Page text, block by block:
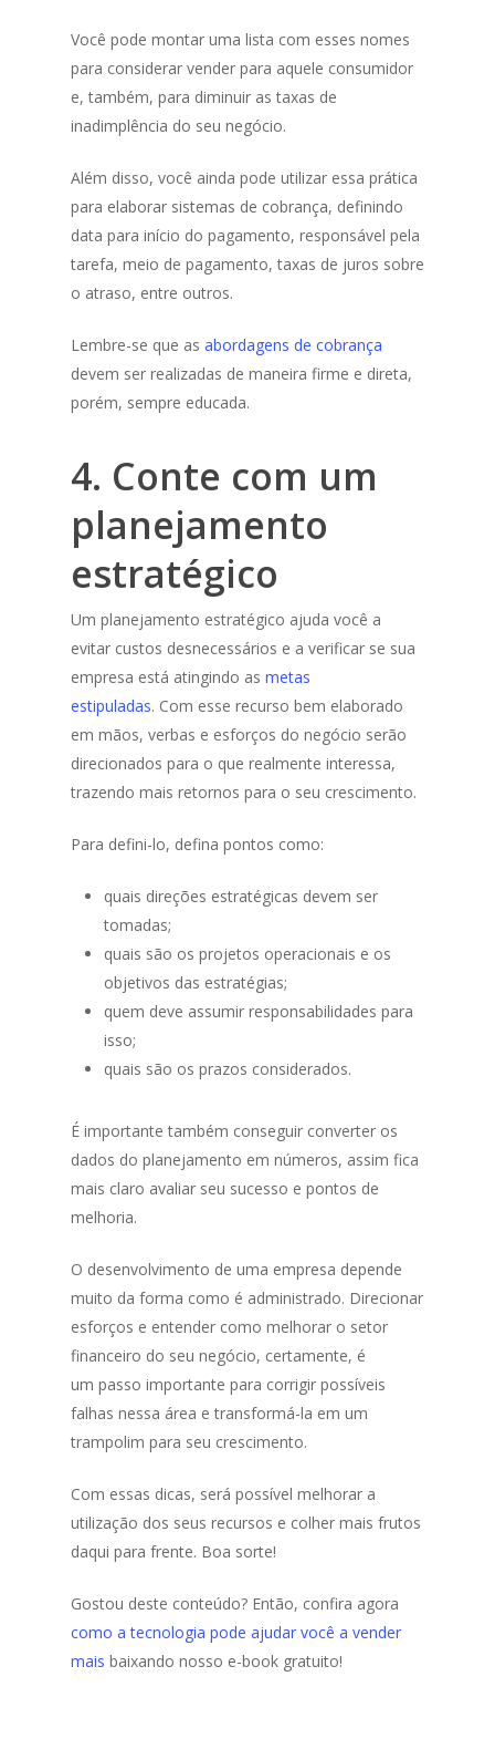
Você pode montar uma lista com esses nomes
para considerar vender para aquele consumidor
e, também, para diminuir as taxas de
inadimplência do seu negócio.
Além disso, você ainda pode utilizar essa prática
para elaborar sistemas de cobrança, definindo
data para início do pagamento, responsável pela
tarefa, meio de pagamento, taxas de juros sobre
o atraso, entre outros.
Lembre-se que as abordagens de cobrança
devem ser realizadas de maneira firme e direta,
porém, sempre educada.
4. Conte com um
planejamento
estratégico
Um planejamento estratégico ajuda você a
evitar custos desnecessários e a verificar se sua
empresa está atingindo as metas
estipuladas. Com esse recurso bem elaborado
em mãos, verbas e esforços do negócio serão
direcionados para o que realmente interessa,
trazendo mais retornos para o seu crescimento.
Para defini-lo, defina pontos como:
quais direções estratégicas devem ser
tomadas;
quais são os projetos operacionais e os
objetivos das estratégias;
quem deve assumir responsabilidades para
isso;
quais são os prazos considerados.
É importante também conseguir converter os
dados do planejamento em números, assim fica
mais claro avaliar seu sucesso e pontos de
melhoria.
O desenvolvimento de uma empresa depende
muito da forma como é administrado. Direcionar
esforços e entender como melhorar o setor
financeiro do seu negócio, certamente, é
um passo importante para corrigir possíveis
falhas nessa área e transformá-la em um
trampolim para seu crescimento.
Com essas dicas, será possível melhorar a
utilização dos seus recursos e colher mais frutos
daqui para frente. Boa sorte!
Gostou deste conteúdo? Então, confira agora
como a tecnologia pode ajudar você a vender
mais baixando nosso e-book gratuito!